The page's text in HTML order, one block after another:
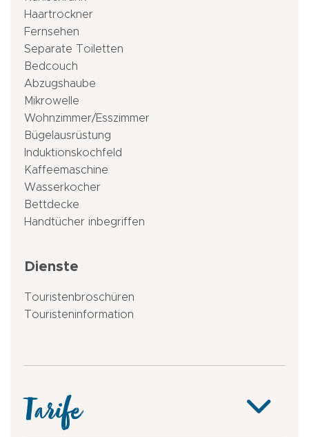
Haartrockner
Fernsehen
Separate Toiletten
Bedcouch
Abzugshaube
Mikrowelle
Wohnzimmer/Esszimmer
Bügelausrüstung
Induktionskochfeld
Kaffeemaschine
Wasserkocher
Bettdecke
Handtücher inbegriffen
Dienste
Touristenbroschüren
Touristeninformation
Tarife